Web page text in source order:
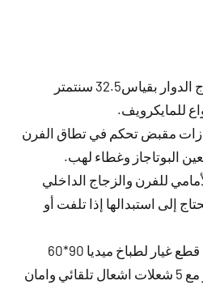
أولا البورسليكات الزجاج الدوار بقياس32.5 سنتمتر
للمايكرويف.
مقبض تحكم في تطاق الفرن
البوتاجاز وغطاء لهب.
للفرن والزجاج الداخلي
إلى استبدالها إذا تلفت أو
وبالتأكيد ضمن تشكيلتنا قطع غيار لطباخ ميديا 90*60
نطاق طهي كامل بالغاز مع 5 شعلات اشعال تلقائي وامان